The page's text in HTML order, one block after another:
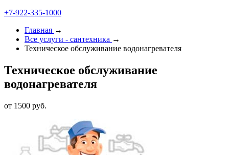
+7-922-335-1000
Главная →
Все услуги - cантехника →
Техническое обслуживание водонагревателя
Техническое обслуживание
водонагревателя
от 1500 руб.